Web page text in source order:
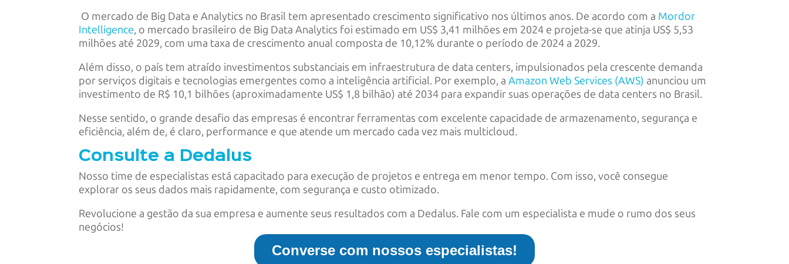
O mercado de Big Data e Analytics no Brasil tem apresentado crescimento significativo nos últimos anos. De acordo com a Mordor
Intelligence, o mercado brasileiro de Big Data Analytics foi estimado em US$ 3,41 milhões em 2024 e projeta-se que atinja US$ 5,53
milhões até 2029, com uma taxa de crescimento anual composta de 10,12% durante o período de 2024 a 2029.
Além disso, o país tem atraído investimentos substanciais em infraestrutura de data centers, impulsionados pela crescente demanda
por serviços digitais e tecnologias emergentes como a inteligência artificial. Por exemplo, aAmazon Web Services (AWS) anunciou um
investimento de R$ 10,1 bilhões (aproximadamente US$ 1,8 bilhão) até 2034 para expandir suas operações de data centers no Brasil.
Nesse sentido, o grande desafio das empresas é encontrar ferramentas com excelente capacidade de armazenamento, segurança e
eficiência, além de, é claro, performance e que atende um mercado cada vez mais multicloud.
Consulte a Dedalus
Nosso time de especialistas está capacitado para execução de projetos e entrega em menor tempo. Com isso, você consegue
explorar os seus dados mais rapidamente, com segurança e custo otimizado.
Revolucione a gestão da sua empresa e aumente seus resultados com a Dedalus. Fale com um especialista e mude o rumo dos seus
negócios!
Converse com nossos especialistas!